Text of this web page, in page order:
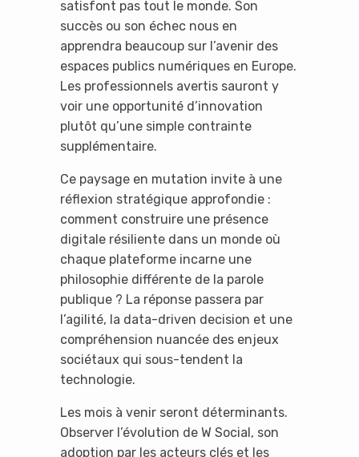
satisfont pas tout le monde. Son
succès ou son échec nous en
apprendra beaucoup sur l’avenir des
espaces publics numériques en Europe.
Les professionnels avertis sauront y
voir une opportunité d’innovation
plutôt qu’une simple contrainte
supplémentaire.
Ce paysage en mutation invite à une
réflexion stratégique approfondie :
comment construire une présence
digitale résiliente dans un monde où
chaque plateforme incarne une
philosophie différente de la parole
publique ? La réponse passera par
l’agilité, la data-driven decision et une
compréhension nuancée des enjeux
sociétaux qui sous-tendent la
technologie.
Les mois à venir seront déterminants.
Observer l’évolution de W Social, son
adoption par les acteurs clés et les